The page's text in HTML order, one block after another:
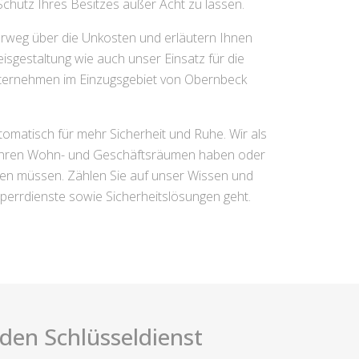
Ihres Besitzes außer Acht zu lassen.
über die Unkosten und erläutern Ihnen
wie auch unser Einsatz für die
im Einzugsgebiet von Obernbeck
für mehr Sicherheit und Ruhe. Wir als
Wohn- und Geschäftsräumen haben oder
müssen. Zählen Sie auf unser Wissen und
sowie Sicherheitslösungen geht.
Schlüsseldienst